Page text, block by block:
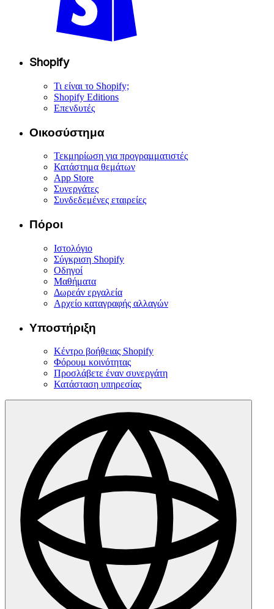
Shopify
Τι είναι το Shopify;
Shopify Editions
Επενδυτές
Οικοσύστημα
Τεκμηρίωση για προγραμματιστές
Κατάστημα θεμάτων
App Store
Συνεργάτες
Συνδεδεμένες εταιρείες
Πόροι
Ιστολόγιο
Σύγκριση Shopify
Οδηγοί
Μαθήματα
Δωρεάν εργαλεία
Αρχείο καταγραφής αλλαγών
Υποστήριξη
Κέντρο βοήθειας Shopify
Φόρουμ κοινότητας
Προσλάβετε έναν συνεργάτη
Κατάσταση υπηρεσίας